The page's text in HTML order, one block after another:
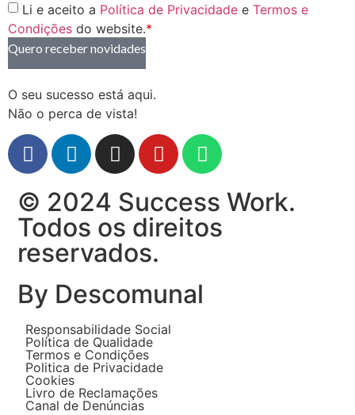
Li e aceito a Política de Privacidade e Termos e
Condições do website.*
Quero receber novidades
O seu sucesso está aqui.
Não o perca de vista!
© 2024 Success Work.
Todos os direitos
reservados.
By Descomunal
Responsabilidade Social
Política de Qualidade
Termos e Condições
Politica de Privacidade
Cookies
Livro de Reclamações
Canal de Denúncias